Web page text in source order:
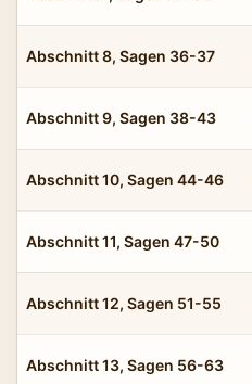
Abschnitt 8, Sagen 36-37
Abschnitt 9, Sagen 38-43
Abschnitt 10, Sagen 44-46
Abschnitt 11, Sagen 47-50
Abschnitt 12, Sagen 51-55
Abschnitt 13, Sagen 56-63